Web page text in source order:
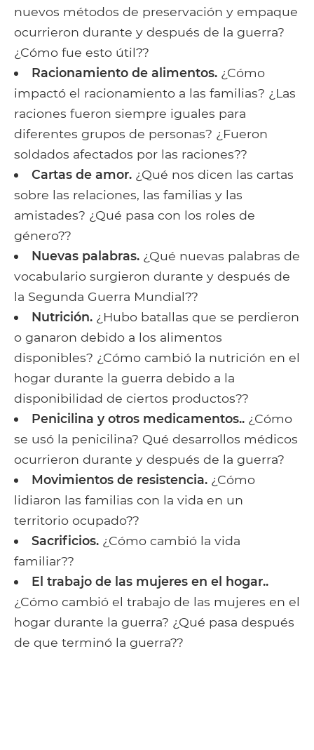
nuevos métodos de preservación y empaque
ocurrieron durante y después de la guerra?
¿Cómo fue esto útil??
Racionamiento de alimentos. ¿Cómo
impactó el racionamiento a las familias? ¿Las
raciones fueron siempre iguales para
diferentes grupos de personas? ¿Fueron
soldados afectados por las raciones??
Cartas de amor. ¿Qué nos dicen las cartas
sobre las relaciones, las familias y las
amistades? ¿Qué pasa con los roles de
género??
Nuevas palabras. ¿Qué nuevas palabras de
vocabulario surgieron durante y después de
la Segunda Guerra Mundial??
Nutrición. ¿Hubo batallas que se perdieron
o ganaron debido a los alimentos
disponibles? ¿Cómo cambió la nutrición en el
hogar durante la guerra debido a la
disponibilidad de ciertos productos??
Penicilina y otros medicamentos.. ¿Cómo
se usó la penicilina? Qué desarrollos médicos
ocurrieron durante y después de la guerra?
Movimientos de resistencia. ¿Cómo
lidiaron las familias con la vida en un
territorio ocupado??
Sacrificios. ¿Cómo cambió la vida
familiar??
El trabajo de las mujeres en el hogar..
¿Cómo cambió el trabajo de las mujeres en el
hogar durante la guerra? ¿Qué pasa después
de que terminó la guerra??